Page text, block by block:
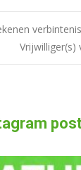
Vrijwilliger(s)